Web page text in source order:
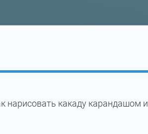
нарисовать какаду карандашом и